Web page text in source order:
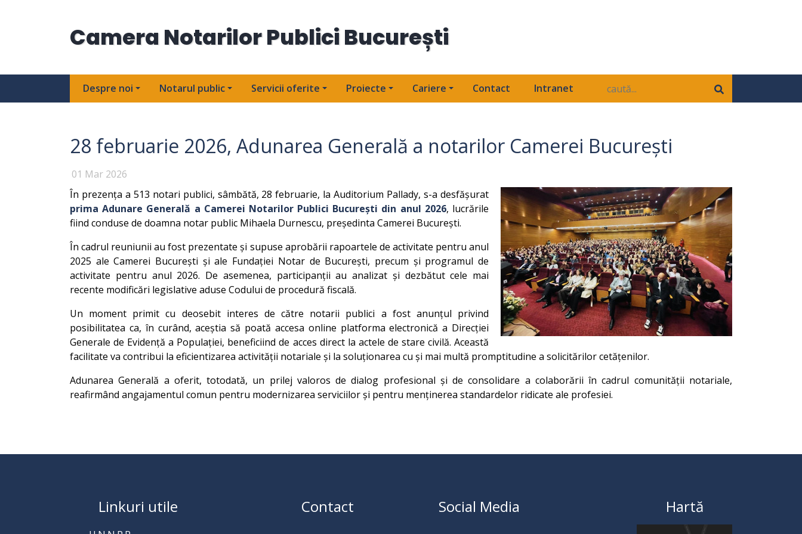
Camera Notarilor Publici București
Despre noi Notarul public Servicii oferite Proiecte Cariere Contact Intranet
28 februarie 2026, Adunarea Generală a notarilor Camerei București
01 Mar 2026
În prezența a 513 notari publici, sâmbătă, 28 februarie, la Auditorium Pallady, s-a desfășurat
prima Adunare Generală a Camerei Notarilor Publici București din anul 2026, lucrările
fiind conduse de doamna notar public Mihaela Durnescu, președinta Camerei București.
În cadrul reuniunii au fost prezentate și supuse aprobării rapoartele de activitate pentru anul
2025 ale Camerei București și ale Fundației Notar de București, precum și programul de
activitate pentru anul 2026. De asemenea, participanții au analizat și dezbătut cele mai
recente modificări legislative aduse Codului de procedură fiscală.
Un moment primit cu deosebit interes de către notarii publici a fost anunțul privind
posibilitatea ca, în curând, aceștia să poată accesa online platforma electronică a Direcției
Generale de Evidență a Populației, beneficiind de acces direct la actele de stare civilă. Această
facilitate va contribui la eficientizarea activității notariale și la soluționarea cu și mai multă promptitudine a solicitărilor cetățenilor.
Adunarea Generală a oferit, totodată, un prilej valoros de dialog profesional și de consolidare a colaborării în cadrul comunității notariale,
reafirmând angajamentul comun pentru modernizarea serviciilor și pentru menținerea standardelor ridicate ale profesiei.
Linkuri utile Contact Social Media Hartă